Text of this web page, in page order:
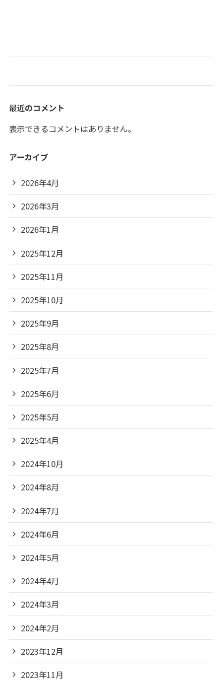
最近のコメント
表示できるコメントはありません。
アーカイブ
2026年4月
2026年3月
2026年1月
2025年12月
2025年11月
2025年10月
2025年9月
2025年8月
2025年7月
2025年6月
2025年5月
2025年4月
2024年10月
2024年8月
2024年7月
2024年6月
2024年5月
2024年4月
2024年3月
2024年2月
2023年12月
2023年11月